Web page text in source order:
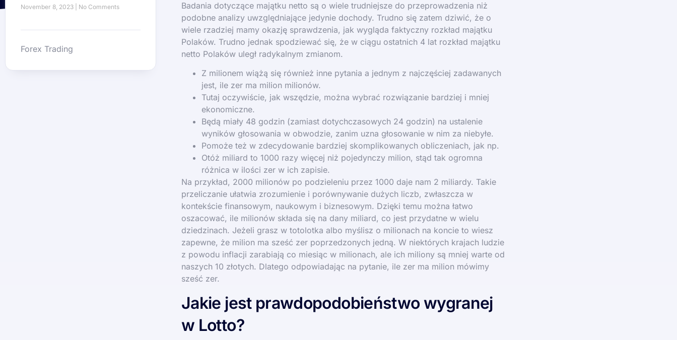
November 8, 2023 No Comments
Forex Trading
Badania dotyczące majątku netto są o wiele trudniejsze do przeprowadzenia niż
podobne analizy uwzględniające jedynie dochody. Trudno się zatem dziwić, że o
wiele rzadziej mamy okazję sprawdzenia, jak wygląda faktyczny rozkład majątku
Polaków. Trudno jednak spodziewać się, że w ciągu ostatnich 4 lat rozkład majątku
netto Polaków uległ radykalnym zmianom.
Z milionem wiążą się również inne pytania a jednym z najczęściej zadawanych
jest, ile zer ma milion milionów.
Tutaj oczywiście, jak wszędzie, można wybrać rozwiązanie bardziej i mniej
ekonomiczne.
Będą miały 48 godzin (zamiast dotychczasowych 24 godzin) na ustalenie
wyników głosowania w obwodzie, zanim uzna głosowanie w nim za niebyłe.
Pomoże też w zdecydowanie bardziej skomplikowanych obliczeniach, jak np.
Otóż miliard to 1000 razy więcej niż pojedynczy milion, stąd tak ogromna
różnica w ilości zer w ich zapisie.
Na przykład, 2000 milionów po podzieleniu przez 1000 daje nam 2 miliardy. Takie
przeliczanie ułatwia zrozumienie i porównywanie dużych liczb, zwłaszcza w
kontekście finansowym, naukowym i biznesowym. Dzięki temu można łatwo
oszacować, ile milionów składa się na dany miliard, co jest przydatne w wielu
dziedzinach. Jeżeli grasz w totolotka albo myślisz o milionach na koncie to wiesz
zapewne, że milion ma sześć zer poprzedzonych jedną. W niektórych krajach ludzie
z powodu inflacji zarabiają co miesiąc w milionach, ale ich miliony są mniej warte od
naszych 10 złotych. Dlatego odpowiadając na pytanie, ile zer ma milion mówimy
sześć zer.
Jakie jest prawdopodobieństwo wygranej
w Lotto?